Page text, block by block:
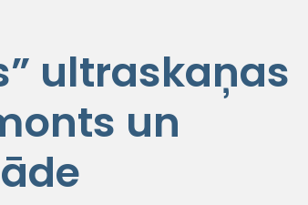
ultraskaņas
un